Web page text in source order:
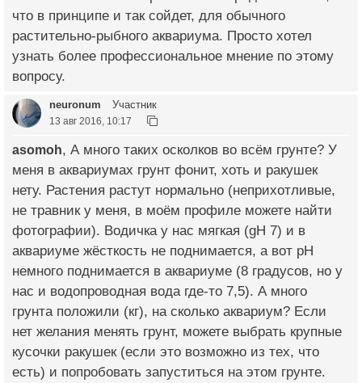
что в принципе и так сойдет, для обычного
растительно-рыбного аквариума. Просто хотел
узнать более профессиональное мнение по этому
вопросу.
neuronum Участник
13 авг 2016, 10:17
asomoh, А много таких осколков во всём грунте? У
меня в аквариумах грунт фонит, хоть и ракушек
нету. Растения растут нормально (неприхотливые,
не травник у меня, в моём профиле можете найти
фотографии). Водичка у нас мягкая (gH 7) и в
аквариуме жёсткость не поднимается, а вот pH
немного поднимается в аквариуме (8 градусов, но у
нас и водопроводная вода где-то 7,5). А много
грунта положили (кг), на сколько аквариум? Если
нет желания менять грунт, можете выбрать крупные
кусочки ракушек (если это возможно из тех, что
есть) и попробовать запуститься на этом грунте.